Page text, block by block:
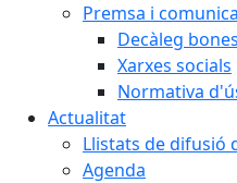
Premsa i
Decàleg
Xarxes socials
Normativa
Actualitat
Llistats de difusió
Agenda